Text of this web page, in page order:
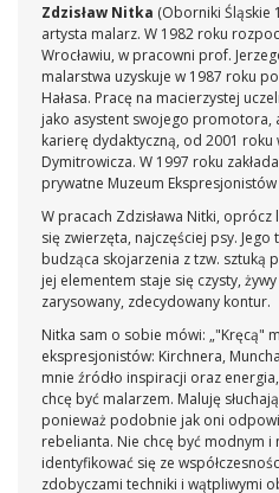
Zdzisław Nitka (Oborniki Śląskie
artysta malarz. W 1982 roku
Wrocławiu, w pracowni prof.
malarstwa uzyskuje w 1987 roku
Hałasa. Pracę na macierzystej
jako asystent swojego promotora,
karierę dydaktyczną, od 2001
Dymitrowicza. W 1997 roku
prywatne Muzeum
W pracach Zdzisława Nitki,
się zwierzęta, najczęściej psy.
budząca skojarzenia z tzw. sztuką
jej elementem staje się czysty,
zarysowany, zdecydowany kontur.
Nitka sam o sobie mówi: „"Kręcą"
ekspresjonistów: Kirchnera,
mnie źródło inspiracji oraz
chcę być malarzem. Maluję
ponieważ podobnie jak oni
rebelianta. Nie chcę być modnym i
identyfikować się ze
zdobyczami techniki i wątpliwymi